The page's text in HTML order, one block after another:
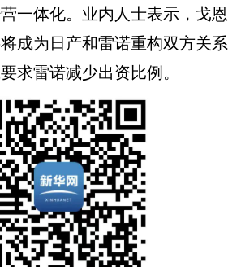
一体化。业内人士表示，戈恩
成为日产和雷诺重构双方关系
求雷诺减少出资比例。